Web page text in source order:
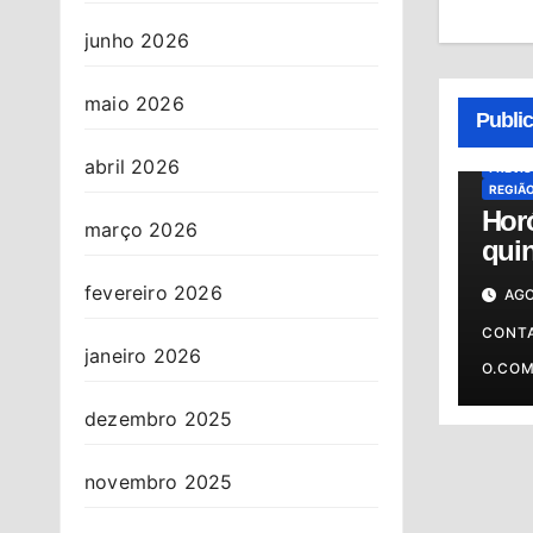
junho 2026
maio 2026
abril 2026
março 2026
fevereiro 2026
janeiro 2026
dezembro 2025
novembro 2025
06/
o
O.COM